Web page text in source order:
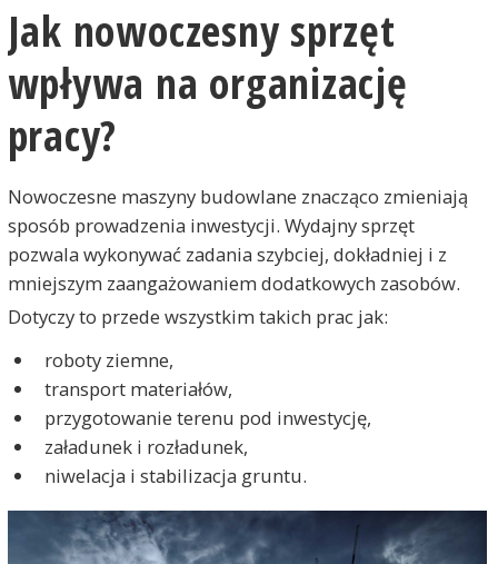
Jak nowoczesny sprzęt
wpływa na organizację
pracy?
Nowoczesne maszyny budowlane znacząco zmieniają
sposób prowadzenia inwestycji. Wydajny sprzęt
pozwala wykonywać zadania szybciej, dokładniej i z
mniejszym zaangażowaniem dodatkowych zasobów.
Dotyczy to przede wszystkim takich prac jak:
roboty ziemne,
transport materiałów,
przygotowanie terenu pod inwestycję,
załadunek i rozładunek,
niwelacja i stabilizacja gruntu.